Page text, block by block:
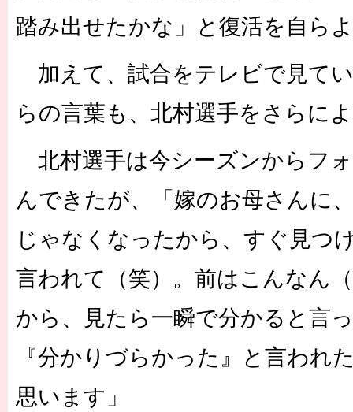
踏み出せたかな」と復活を自ら
加えて、試合をテレビで見て
らの言葉も、北村選手をさらに
北村選手は今シーズンからフ
んできたが、「嫁のお母さんに
じゃなくなったから、すぐ見つ
言われて（笑）。前はこんなん
から、見たら一瞬で分かると言
『分かりづらかった』と言われ
思います」